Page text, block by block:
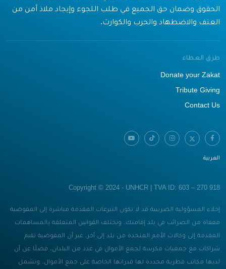
الحقوق وضمان حق الجميع في طلب اللجوء وإيجاد ملاذ آمن من
العنف والاضطهاد والحرب والكوارث.
طرق العطاء
Donate your Zakat
Tribute Giving
Contact Us
العربية
Copyright © 2024 - UNHCR | TVA ID: 603 – 270 918
إخلاء المسؤولية الضريبية قد لا تكون التبرعات المقدمة مباشرة إلى المفوضية
معفاة من الضرائب في بلد إقامتك. وتختلف القوانين المتعلقة بالمساهمات
المقدمة إلى وكالات الأمم المتحدة من بلد إلى آخر. غير أن المفوضية تقيم
شراكات مع جمعيات مكرسة لجمع الأموال في عدد من البلدان، فضلًا عن أن
لديها مكاتب قطرية محددة لها قدراتها الخاصة على جمع الأموال. وتشمل